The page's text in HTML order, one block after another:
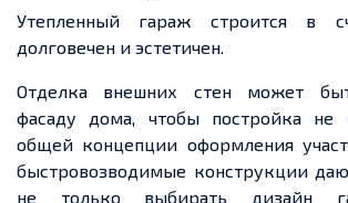
Утепленный гараж строится в
долговечен и эстетичен.
Отделка внешних стен может
фасаду дома, чтобы постройка не
общей концепции оформления
быстровозводимые конструкции
не только выбирать дизайн